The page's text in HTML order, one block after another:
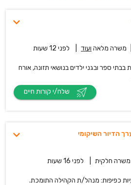
משרה מלאה ועוד לפני 12 שעות
ספר ובגני ילדים בנושאי תזונה, אורח
הדיור השיקומי
משרה חלקית לפני 16 שעות
שעות שבועיות כפיפות: מנהל/ת הקהילה התומכת.